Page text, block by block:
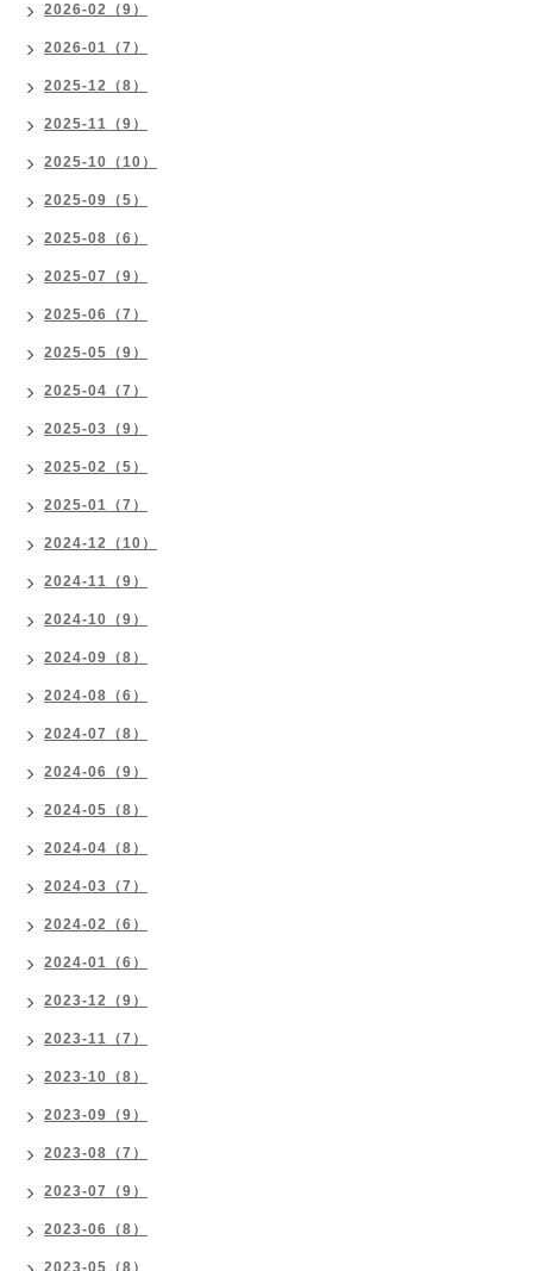
2026-02（9）
2026-01（7）
2025-12（8）
2025-11（9）
2025-10（10）
2025-09（5）
2025-08（6）
2025-07（9）
2025-06（7）
2025-05（9）
2025-04（7）
2025-03（9）
2025-02（5）
2025-01（7）
2024-12（10）
2024-11（9）
2024-10（9）
2024-09（8）
2024-08（6）
2024-07（8）
2024-06（9）
2024-05（8）
2024-04（8）
2024-03（7）
2024-02（6）
2024-01（6）
2023-12（9）
2023-11（7）
2023-10（8）
2023-09（9）
2023-08（7）
2023-07（9）
2023-06（8）
2023-05（8）